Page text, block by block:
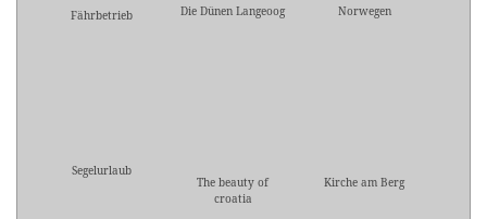
Fährbetrieb Die Dünen Langeoog Norwegen
Segelurlaub
The beauty of
croatia
Kirche am Berg